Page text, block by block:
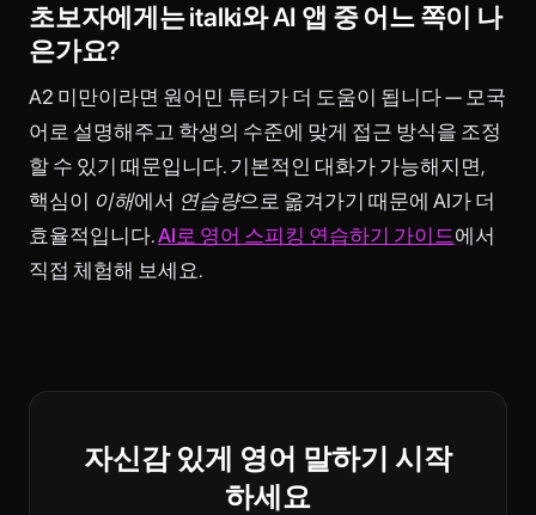
초보자에게는 italki와 AI 앱 중 어느 쪽이 나
은가요?
A2 미만이라면 원어민 튜터가 더 도움이 됩니다 — 모국
어로 설명해주고 학생의 수준에 맞게 접근 방식을 조정
할 수 있기 때문입니다. 기본적인 대화가 가능해지면,
핵심이 이해에서 연습량으로 옮겨가기 때문에 AI가 더
효율적입니다.AI로 영어 스피킹 연습하기 가이드에서
직접 체험해 보세요.
자신감 있게 영어 말하기 시작
하세요